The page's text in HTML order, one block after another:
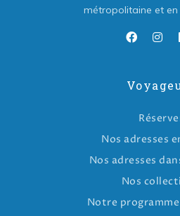
métropolitaine et en
Nos adresses
Nos adresses
Nos
Notre